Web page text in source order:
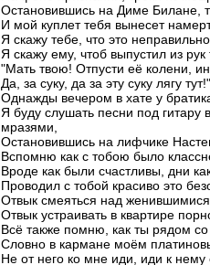
Остановившись на Диме Билане,
И мой куплет тебя вынесет
Я скажу тебе, что это
Я скажу ему, чтоб выпустил из
"Мать твою! Отпусти её колени,
Да, за суку, да за эту суку лягу тут!"
Однажды вечером в хате у
Я буду слушать песни под гитару
мразями,
Остановившись на лифчике
Вспомню как с тобою было
Вроде как были счастливы, дни
Проводил с тобой красиво это
Отвык смеяться над
Отвык устраивать в квартире
Всё также помню, как ты рядом
Словно в кармане моём
Не от него ко мне иди, иди к нему